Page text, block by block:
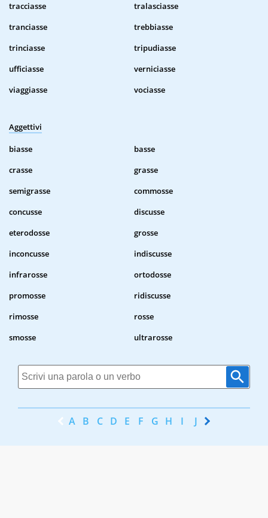
tracciasse
tralasciasse
tranciasse
trebbiasse
trinciasse
tripudiasse
ufficiasse
verniciasse
viaggiasse
vociasse
Aggettivi
biasse
basse
crasse
grasse
semigrasse
commosse
concusse
discusse
eterodosse
grosse
inconcusse
indiscusse
infrarosse
ortodosse
promosse
ridiscusse
rimosse
rosse
smosse
ultrarosse
A B C D E F G H I J K